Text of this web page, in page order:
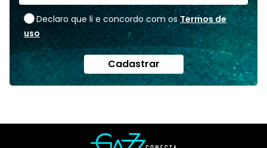
Declaro que li e concordo com os Termos de
uso
Cadastrar